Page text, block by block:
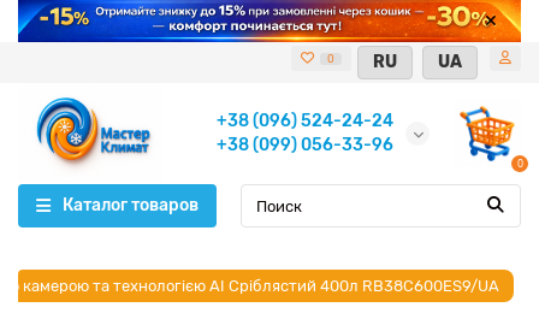
0 RU UA
+38 (096) 524-24-24
+38 (099) 056-33-96
0
Каталог товаров
камерою та технологією AI Сріблястий 400л RB38C600ES9/UA